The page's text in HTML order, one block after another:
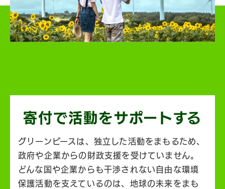
寄付で活動をサポートする
グリーンピースは、独立した活動をまもるため、
政府や企業からの財政支援を受けていません。
どんな国や企業からも干渉されない自由な環境
保護活動を支えているのは、地球の未来をまも